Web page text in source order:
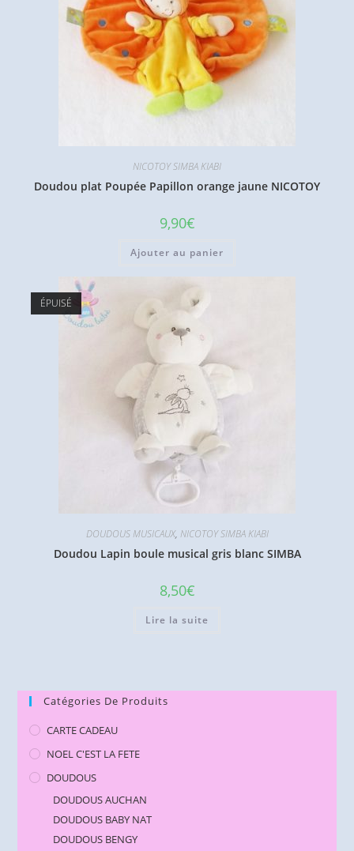
NICOTOY SIMBA KIABI
Doudou plat Poupée Papillon orange jaune NICOTOY
9,90€
Ajouter au panier
ÉPUISÉ
DOUDOUS MUSICAUX, NICOTOY SIMBA KIABI
Doudou Lapin boule musical gris blanc SIMBA
8,50€
Lire la suite
Catégories De Produits
CARTE CADEAU
NOEL C'EST LA FETE
DOUDOUS
DOUDOUS AUCHAN
DOUDOUS BABY NAT
DOUDOUS BENGY